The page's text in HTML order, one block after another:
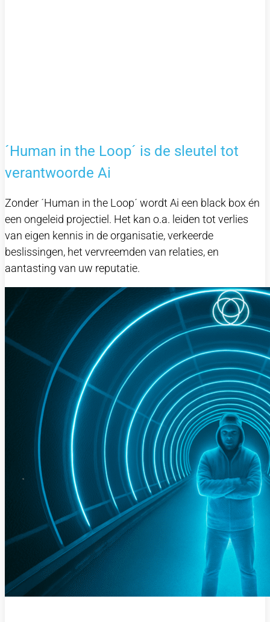
´Human in the Loop´ is de sleutel tot
verantwoorde Ai
Zonder ´Human in the Loop´ wordt Ai een black box én
een ongeleid projectiel. Het kan o.a. leiden tot verlies
van eigen kennis in de organisatie, verkeerde
beslissingen, het vervreemden van relaties, en
aantasting van uw reputatie.